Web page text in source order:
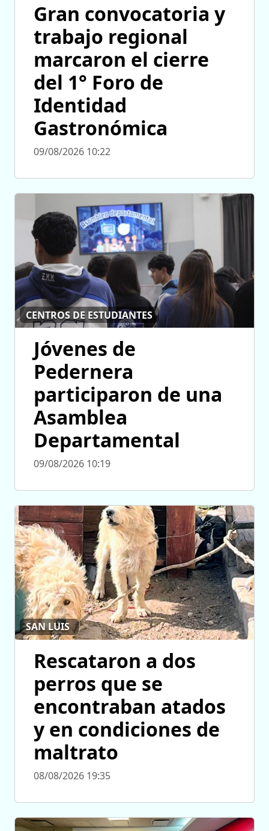
Gran convocatoria y
trabajo regional
marcaron el cierre
del 1° Foro de
Identidad
Gastronómica
09/08/2026 10:22
CENTROS DE ESTUDIANTES
Jóvenes de
Pedernera
participaron de una
Asamblea
Departamental
09/08/2026 10:19
SAN LUIS
Rescataron a dos
perros que se
encontraban atados
y en condiciones de
maltrato
08/08/2026 19:35